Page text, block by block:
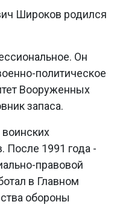
Широков родился
Он
политическое
Вооруженных
запаса.
После 1991 года -
правовой
в Главном
обороны